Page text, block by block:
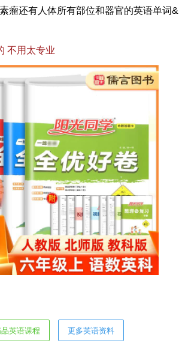
还有人体所有部位和器官的英语单词&
不用太专业
英语课程 更多英语资料